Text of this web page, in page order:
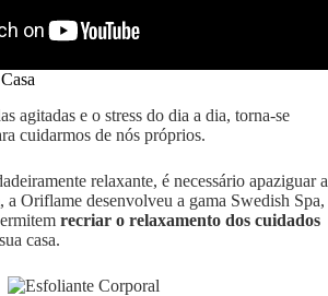
agitadas e o stress do dia a dia, torna-se
cuidarmos de nós próprios.
relaxante, é necessário apaziguar a
a Oriflame desenvolveu a gama Swedish Spa,
recriar o relaxamento dos cuidados
casa.